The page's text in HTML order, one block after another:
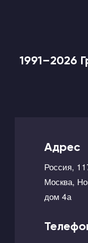
1991–2026
Адрес
Россия,
Москва,
дом 4а